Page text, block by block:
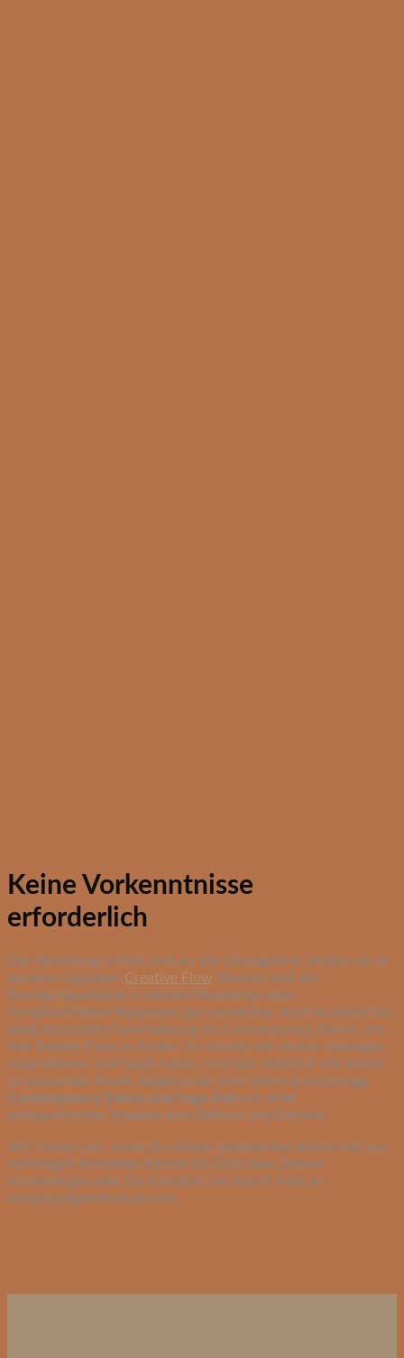
Keine Vorkenntnisse
erforderlich
Der Workshop richtet sich an alle Übungslevel. Anders als in
unseren regulären Creative Flow Klassen sind die
Bewegungsabläufe in diesem Workshop ohne
fortgeschrittene Yogapraxis gut umsetzbar. Auch brauchst Du
keine besondere Vorerfahrung im Contemporary Dance, um
hier Deinen Flow zu finden. So werden wir atmen, bewegen,
ausprobieren und Spaß haben. Und das natürlich wie immer
zu passender Musik. Abgerundet wird Deine dreistündige
Contemporary Dance und Yoga-Zeit mit einer
entspannenden Sequenz zum Dehnen und Erholen.
Wir freuen uns, wenn Du diesen spannenden Abend mit uns
verbringst! Anmelden kannst Du Dich über Deinen
Kundenlogin oder Du schreibst uns eine E-Mail an
info[at]yogaindividual.com.